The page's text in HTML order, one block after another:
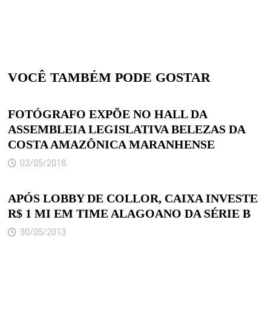
VOCÊ TAMBÉM PODE GOSTAR
FOTÓGRAFO EXPÕE NO HALL DA
ASSEMBLEIA LEGISLATIVA BELEZAS DA
COSTA AMAZÔNICA MARANHENSE
03/05/2018
APÓS LOBBY DE COLLOR, CAIXA INVESTE
R$ 1 MI EM TIME ALAGOANO DA SÉRIE B
30/05/2013